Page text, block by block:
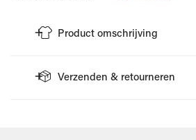
Product omschrijving
Zwarte slipvan het merk Emporio Armani.
Verzenden & retourneren